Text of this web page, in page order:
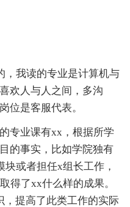
，我读的专业是计算机与
欢人与人之间，多沟
位是客服代表。
专业课有xx，根据所学
的事实，比如学院独有
或者担任x组长工作，
得了xx什么样的成果。
，提高了此类工作的实际